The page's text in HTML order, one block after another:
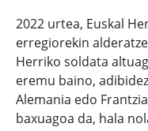
2022 urtea, Euskal
erregiorekin
Herriko soldata
eremu baino,
Alemania edo
baxuagoa da, hala